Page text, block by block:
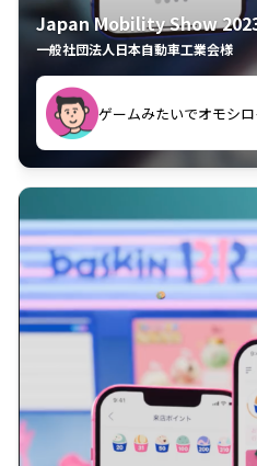
Japan Mobility Show
一般社団法人日本自動車工業会様
夢中で推しモビを探し
してしまった
久々のモーターショー